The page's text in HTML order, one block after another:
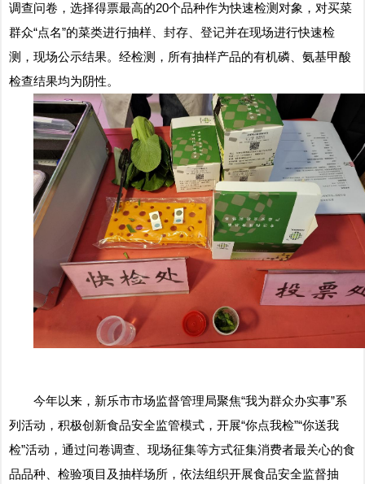
调查问卷，选择得票最高的20个品种作为快速检测对象，对买菜
群众“点名”的菜类进行抽样、封存、登记并在现场进行快速检
测，现场公示结果。经检测，所有抽样产品的有机磷、氨基甲酸
检查结果均为阴性。
今年以来，新乐市市场监督管理局聚焦“我为群众办实事”系
列活动，积极创新食品安全监管模式，开展“你点我检”“你送我
检”活动，通过问卷调查、现场征集等方式征集消费者最关心的食
品品种、检验项目及抽样场所，依法组织开展食品安全监督抽